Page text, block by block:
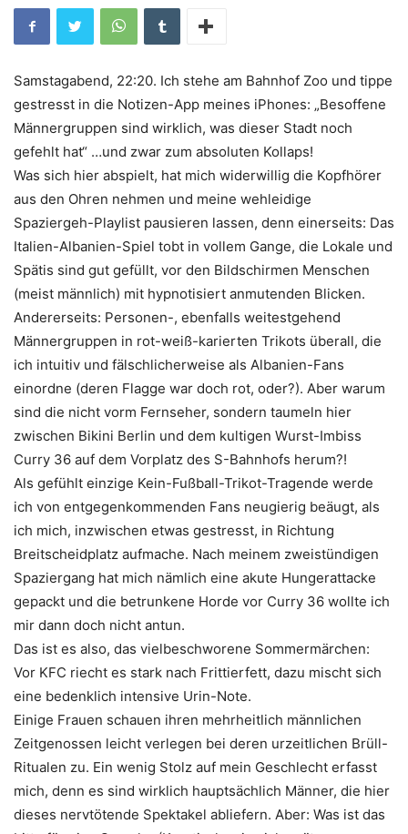
Samstagabend, 22:20. Ich stehe am Bahnhof Zoo und tippe
gestresst in die Notizen-App meines iPhones: „Besoffene
Männergruppen sind wirklich, was dieser Stadt noch
gefehlt hat“ …und zwar zum absoluten Kollaps!
Was sich hier abspielt, hat mich widerwillig die Kopfhörer
aus den Ohren nehmen und meine wehleidige
Spaziergeh-Playlist pausieren lassen, denn einerseits: Das
Italien-Albanien-Spiel tobt in vollem Gange, die Lokale und
Spätis sind gut gefüllt, vor den Bildschirmen Menschen
(meist männlich) mit hypnotisiert anmutenden Blicken.
Andererseits: Personen-, ebenfalls weitestgehend
Männergruppen in rot-weiß-karierten Trikots überall, die
ich intuitiv und fälschlicherweise als Albanien-Fans
einordne (deren Flagge war doch rot, oder?). Aber warum
sind die nicht vorm Fernseher, sondern taumeln hier
zwischen Bikini Berlin und dem kultigen Wurst-Imbiss
Curry 36 auf dem Vorplatz des S-Bahnhofs herum?!
Als gefühlt einzige Kein-Fußball-Trikot-Tragende werde
ich von entgegenkommenden Fans neugierig beäugt, als
ich mich, inzwischen etwas gestresst, in Richtung
Breitscheidplatz aufmache. Nach meinem zweistündigen
Spaziergang hat mich nämlich eine akute Hungerattacke
gepackt und die betrunkene Horde vor Curry 36 wollte ich
mir dann doch nicht antun.
Das ist es also, das vielbeschworene Sommermärchen:
Vor KFC riecht es stark nach Frittierfett, dazu mischt sich
eine bedenklich intensive Urin-Note.
Einige Frauen schauen ihren mehrheitlich männlichen
Zeitgenossen leicht verlegen bei deren urzeitlichen Brüll-
Ritualen zu. Ein wenig Stolz auf mein Geschlecht erfasst
mich, denn es sind wirklich hauptsächlich Männer, die hier
dieses nervtötende Spektakel abliefern. Aber: Was ist das